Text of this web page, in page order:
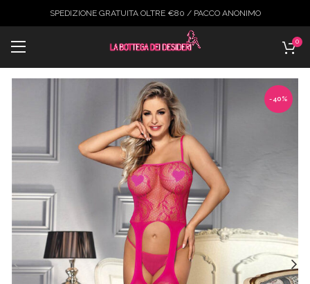
SPEDIZIONE GRATUITA OLTRE €80 / PACCO ANONIMO
0
-40%